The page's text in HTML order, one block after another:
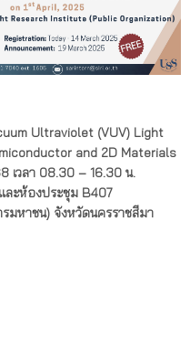
Ultraviolet (VUV) Light
and 2D Materials
เวลา 08.30 – 16.30 น.
ละห้องประชุม B407
มหาชน) จังหวัดนครราชสีมา